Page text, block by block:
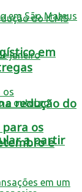
redução do
a partir
em
os
e